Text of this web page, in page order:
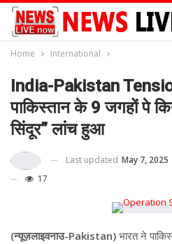
Home International
India-Pakistan
पाकिस्तान के 9 जगहों पे
सिंदूर” लांच हुआ
Last updated May 7, 2025
17
(न्यूज़लाइवनाउ-Pakistan) भारत ने